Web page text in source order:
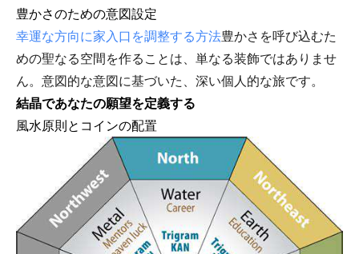
豊かさのための意図設定
幸運な方向に家入口を調整する方法豊かさを呼び込むた
めの聖なる空間を作ることは、単なる装飾ではありませ
ん。意図的な意図に基づいた、深い個人的な旅です。
結晶であなたの願望を定義する
風水原則とコインの配置